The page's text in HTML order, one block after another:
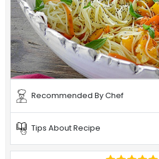
Recommended By Chef
Tips About Recipe